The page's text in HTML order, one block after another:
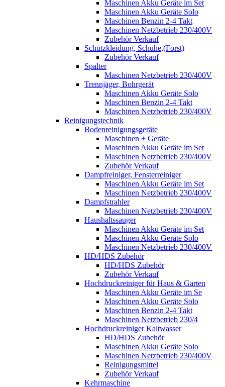
Maschinen Akku Geräte im Set
Maschinen Akku Geräte Solo
Maschinen Benzin 2-4 Takt
Maschinen Netzbetrieb 230/400V
Zubehör Verkauf
Schutzkleidung, Schuhe,(Forst)
Zubehör Verkauf
Spalter
Maschinen Netzbetrieb 230/400V
Trennjäger, Bohrgerät
Maschinen Akku Geräte Solo
Maschinen Benzin 2-4 Takt
Maschinen Netzbetrieb 230/400V
Reinigungstechnik
Bodenreinigungsgeräte
Maschinen + Geräte
Maschinen Akku Geräte im Set
Maschinen Netzbetrieb 230/400V
Zubehör Verkauf
Dampfreiniger, Fensterreiniger
Maschinen Akku Geräte im Set
Maschinen Netzbetrieb 230/400V
Dampfstrahler
Maschinen Netzbetrieb 230/400V
Haushaltssauger
Maschinen Akku Geräte im Set
Maschinen Akku Geräte Solo
Maschinen Netzbetrieb 230/400V
HD/HDS Zubehör
HD/HDS Zubehör
Zubehör Verkauf
Hochdruckreiniger für Haus & Garten
Maschinen Akku Geräte im Se
Maschinen Akku Geräte Solo
Maschinen Benzin 2-4 Takt
Maschinen Netzbetrieb 230/4
Hochdruckreiniger Kaltwasser
HD/HDS Zubehör
Maschinen Akku Geräte Solo
Maschinen Netzbetrieb 230/400V
Reinigungsmittel
Zubehör Verkauf
Kehrmaschine